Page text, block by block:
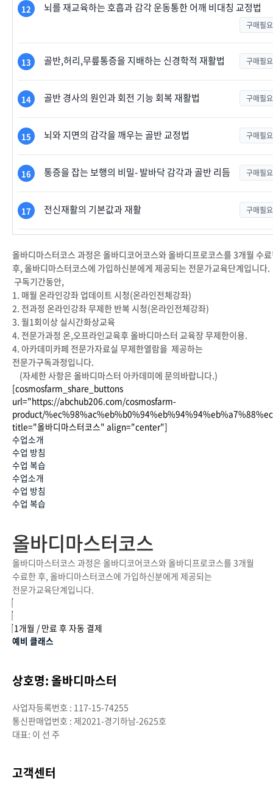
12 뇌를 재교육하는 호흡과 감각 운동통한 어깨 비대칭 교정법
구매필요
13 골반,허리,무릎통증을 지배하는 신경학적 재활법 구매필요
14 골반 경사의 원인과 회전 기능 회복 재활법 구매필요
15 뇌와 지면의 감각을 깨우는 골반 교정법 구매필요
16 통증을 잡는 보행의 비밀- 발바닥 감각과 골반 리듬 구매필요
17 전신재활의 기본값과 재활 구매필요
올바디마스터코스 과정은 올바디코어코스와 올바디프로코스를 3개월 수
후, 올바디마스터코스에 가입하신분에게 제공되는 전문가교육단계입니다.
구독기간동안,
1. 매월 온라인강좌 업데이트 시청(온라인전체강좌)
2. 전과정 온라인강좌 무제한 반복 시청(온라인전체강좌)
3. 월1회이상 실시간화상교육
4. 전문가과정 온,오프라인교육후 올바디마스터 교육장 무제한이용.
4. 아카데미카페 전문가자료실 무제한열람을 제공하는
전문가구독과정입니다.
(자세한 사항은 올바디마스터 아카데미에 문의바랍니다.)
[cosmosfarm_share_buttons
url="https://abchub206.com/cosmosfarm-
product/
title="올바디마스터코스" align="center"]
수업소개
수업 방침
수업 복습
수업소개
수업 방침
수업 복습
올바디마스터코스
올바디마스터코스 과정은 올바디코어코스와 올바디프로코스를 3개월
수료한 후, 올바디마스터코스에 가입하신분에게 제공되는
전문가교육단계입니다.
1개월 / 만료 후 자동 결제
예비 클래스
상호명: 올바디마스터
사업자등록번호 : 117-15-74255
통신판매업번호 : 제2021-경기하남-2625호
대표: 이 선 주
고객센터